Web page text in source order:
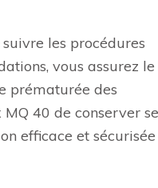
les procédures
vous assurez
prématurée des
40 de conserver
efficace et